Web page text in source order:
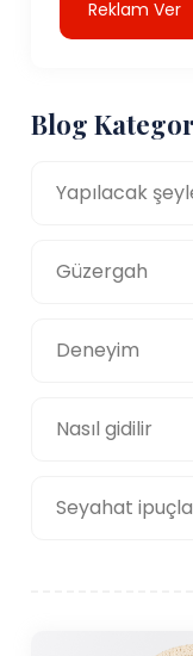
Reklam Ver
Blog
Yapılacak
Güzergah
Deneyim
Nasıl gidilir
Seyahat